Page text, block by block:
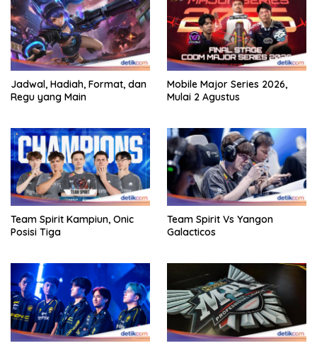
Jadwal, Hadiah, Format, dan
Regu yang Main
Mobile Major Series 2026,
Mulai 2 Agustus
Team Spirit Kampiun, Onic
Posisi Tiga
Team Spirit Vs Yangon
Galacticos